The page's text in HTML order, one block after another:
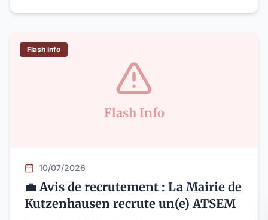
Flash Info
Flash Info
10/07/2026
💼 Avis de recrutement : La Mairie de
Kutzenhausen recrute un(e) ATSEM